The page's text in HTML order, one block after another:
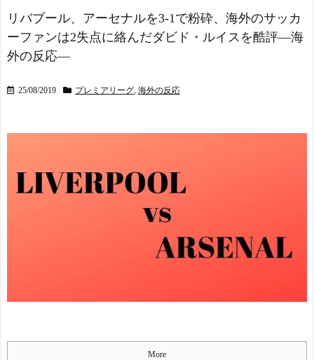
リバプール、アーセナルを3-1で粉砕、海外のサッカ
ーファンは2失点に絡んだダビド・ルイスを酷評―海
外の反応―
25/08/2019 プレミアリーグ, 海外の反応
More